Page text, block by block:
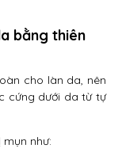
bằng thiên
cho làn da, nên
cứng dưới da từ tự
như: